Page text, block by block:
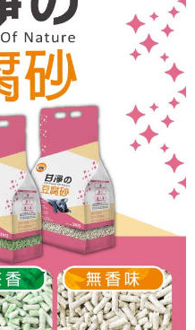
後，將跳轉至「AFTEE先享後付」
即可完成結帳。
簡訊。
簡訊中的連結，可透過四大超商／
方視為交易完成。
費，但若您需要取消訂單，請聯絡
單仍視為有效，需透過AFTEE先享
之結帳頁面顯示為準，若有關於
關疑問，請聯繫「AFTEE先享後付
support/home
「AFTEE先享後付」服務完成之交
料，並將交易相關給付款項請求債
網址：
人或監護人之同意方可使用
引起之損失，本公司不負相關責
馬祖、綠島）
區為主】